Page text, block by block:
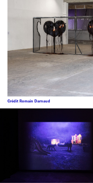
Crédit Romain Darnaud